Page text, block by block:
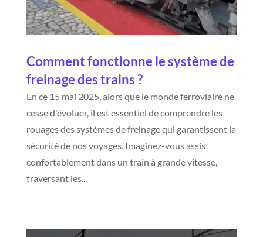
Comment fonctionne le système de
freinage des trains ?
En ce 15 mai 2025, alors que le monde ferroviaire ne
cesse d'évoluer, il est essentiel de comprendre les
rouages des systèmes de freinage qui garantissent la
sécurité de nos voyages. Imaginez-vous assis
confortablement dans un train à grande vitesse,
traversant les...